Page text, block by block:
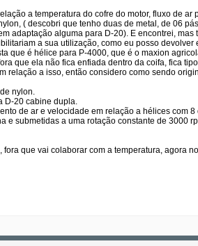
a temperatura do cofre do motor, fluxo de
( descobri que tenho duas de metal, de 06
adaptação alguma para D-20). E encontrei,
a sua utilização, como eu posso
que é hélice para P-4000, que é o maxion
que ela não fica enfiada dentro da coifa, fica
relação a isso, então considero como sendo
nylon.
D-20 cabine dupla.
de ar e velocidade em relação a hélices com
e submetidas a uma rotação constante de 3000
que vai colaborar com a temperatura, agora